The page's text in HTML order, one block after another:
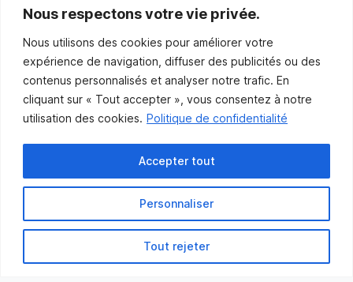
Nous respectons votre vie privée.
Nous utilisons des cookies pour améliorer votre
expérience de navigation, diffuser des publicités ou des
contenus personnalisés et analyser notre trafic. En
cliquant sur « Tout accepter », vous consentez à notre
utilisation des cookies. Politique de confidentialité
Personnaliser
Tout rejeter
Accepter tout
communications@muniles.ca
418 986-3100
Composez le 1 en tout temps pour toutes urgences.
Abonnez-vous
Abonnez-vous pour recevoir les nouvelles
de la Municipalité par courriel.